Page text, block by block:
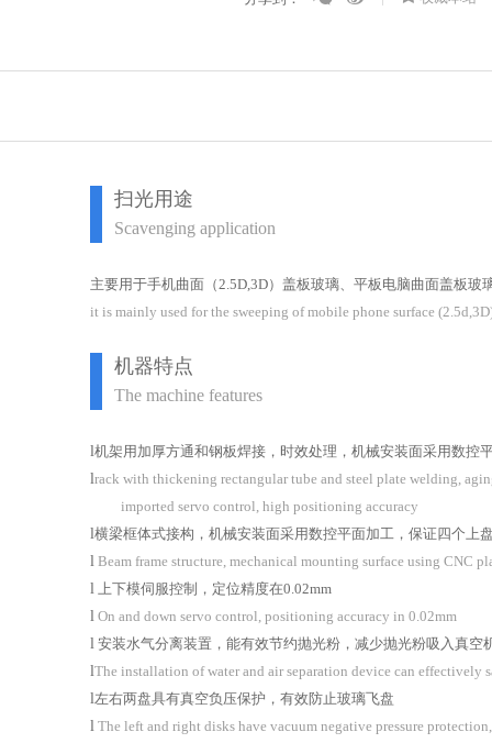
扫光用途
Scavenging application
主要用于手机曲面（2.5D,3D）盖板玻璃、平板电脑曲面盖板
it is mainly used for the sweeping of mobile phone surface
机器特点
The machine features
l机架用加厚方通和钢板焊接，时效处理，机械安装面采用数控
lrack with thickening rectangular tube and steel plate welding,
imported servo control, high positioning accuracy
l横梁框体式接构，机械安装面采用数控平面加工，保证四个上
l Beam frame structure, mechanical mounting surface using CNC
l 上下模伺服控制，定位精度在0.02mm
l On and down servo control, positioning accuracy in 0.02mm
l 安装水气分离装置，能有效节约抛光粉，减少抛光粉吸入真空
lThe installation of water and air separation device can
l左右两盘具有真空负压保护，有效防止玻璃飞盘
l The left and right disks have vacuum negative pressure